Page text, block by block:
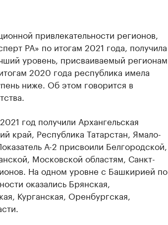
привлекательности регионов,
РА» по итогам 2021 года, получила
уровень, присваиваемый регионам.
2020 года республика имела
ниже. Об этом говорится в
год получили Архангельская
край, Республика Татарстан, Ямало-
А-2 присвоили Белгородской,
Московской областям, Санкт-
На одном уровне с Башкирией по
оказались Брянская,
Курганская, Оренбургская,